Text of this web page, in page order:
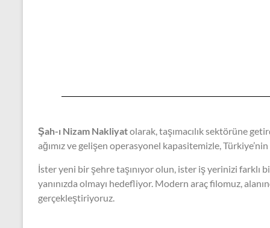
Şah-ı Nizam Nakliyatolarak, taşımacılık sektörüne
ağımız ve gelişen operasyonel kapasitemizle,
İster yeni bir şehre taşınıyor olun, ister iş yerinizi farklı
yanınızda olmayı hedefliyor. Modern araç filomuz,
gerçekleştiriyoruz.